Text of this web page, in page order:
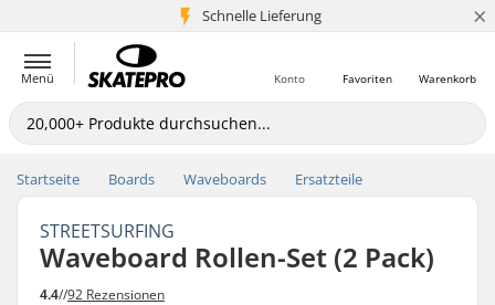
Schnelle Lieferung
5+ Mio. Kunden ×
Menü Warenkorb
Favoriten
Konto
Startseite Boards Waveboards Ersatzteile
STREETSURFING
Waveboard Rollen-Set (2 Pack)
4.4//92 Rezensionen